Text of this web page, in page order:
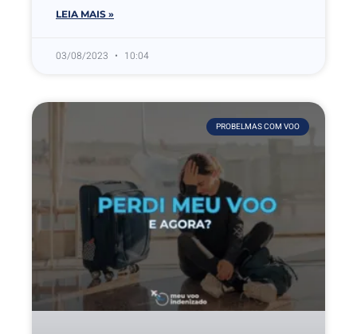
LEIA MAIS »
03/08/2023 10:04
PROBELMAS COM VOO